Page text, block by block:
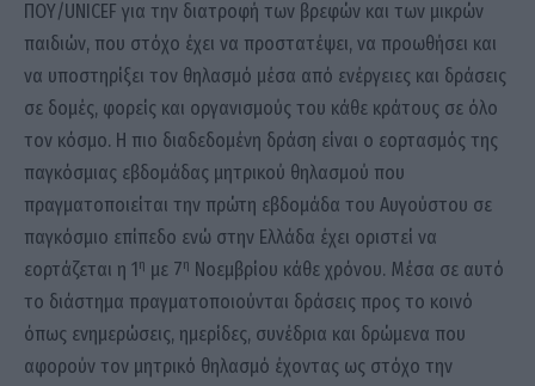
ΠΟΥ/UNICEF για την διατροφή των βρεφών και των μικρών
παιδιών, που στόχο έχει να προστατέψει, να προωθήσει και
να υποστηρίξει τον θηλασμό μέσα από ενέργειες και δράσεις
σε δομές, φορείς και οργανισμούς του κάθε κράτους σε όλο
τον κόσμο. Η πιο διαδεδομένη δράση είναι ο εορτασμός της
παγκόσμιας εβδομάδας μητρικού θηλασμού που
πραγματοποιείται την πρώτη εβδομάδα του Αυγούστου σε
παγκόσμιο επίπεδο ενώ στην Ελλάδα έχει οριστεί να
εορτάζεται η 1 η με 7η Νοεμβρίου κάθε χρόνου. Μέσα σε αυτό
το διάστημα πραγματοποιούνται δράσεις προς το κοινό
όπως ενημερώσεις, ημερίδες, συνέδρια και δρώμενα που
αφορούν τον μητρικό θηλασμό έχοντας ως στόχο την